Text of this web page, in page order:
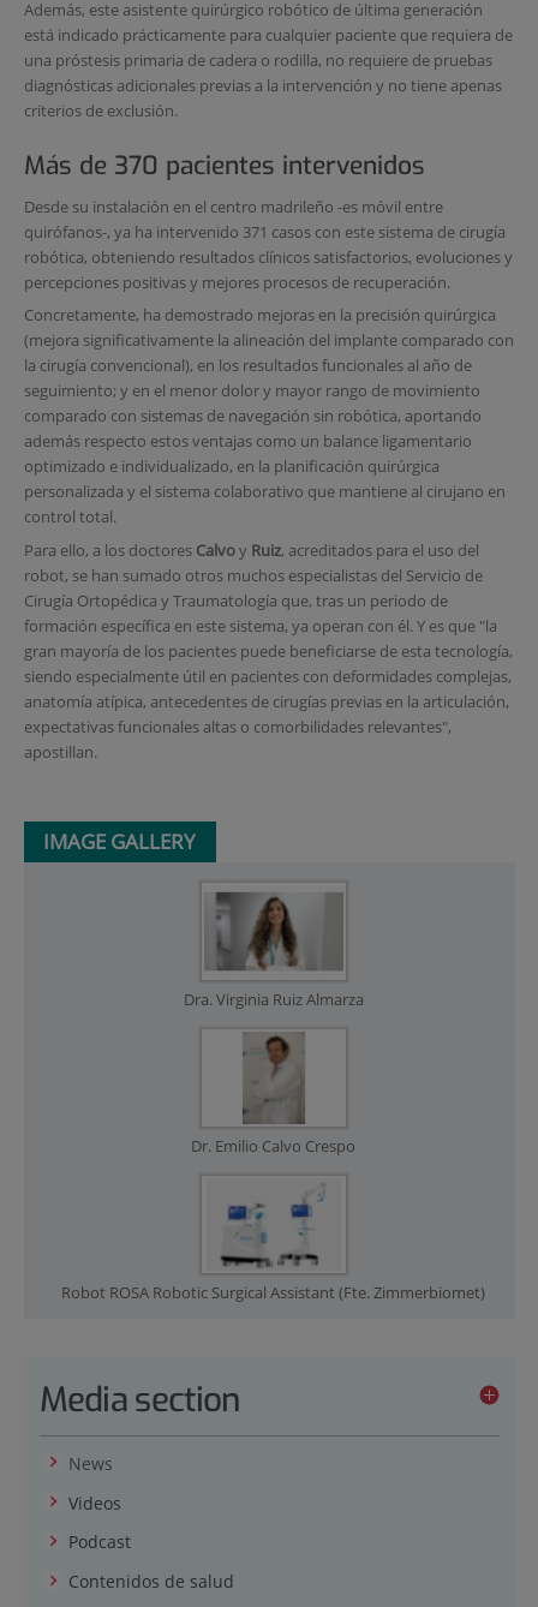
Además, este asistente quirúrgico robótico de última generación
está indicado prácticamente para cualquier paciente que requiera de
una próstesis primaria de cadera o rodilla, no requiere de pruebas
diagnósticas adicionales previas a la intervención y no tiene apenas
criterios de exclusión.
Más de 370 pacientes intervenidos
Desde su instalación en el centro madrileño -es móvil entre
quirófanos-, ya ha intervenido 371 casos con este sistema de cirugía
robótica, obteniendo resultados clínicos satisfactorios, evoluciones y
percepciones positivas y mejores procesos de recuperación.
Concretamente, ha demostrado mejoras en la precisión quirúrgica
(mejora significativamente la alineación del implante comparado con
la cirugía convencional), en los resultados funcionales al año de
seguimiento; y en el menor dolor y mayor rango de movimiento
comparado con sistemas de navegación sin robótica, aportando
además respecto estos ventajas como un balance ligamentario
optimizado e individualizado, en la planificación quirúrgica
personalizada y el sistema colaborativo que mantiene al cirujano en
control total.
Para ello, a los doctoresCalvoy Ruiz, acreditados para el uso del
robot, se han sumado otros muchos especialistas del Servicio de
Cirugía Ortopédica y Traumatología que, tras un periodo de
formación específica en este sistema, ya operan con él. Y es que "la
gran mayoría de los pacientes puede beneficiarse de esta tecnología,
siendo especialmente útil en pacientes con deformidades complejas,
anatomía atípica, antecedentes de cirugías previas en la articulación,
expectativas funcionales altas o comorbilidades relevantes",
apostillan.
IMAGE GALLERY
Dra. Virginia Ruiz Almarza
Dr. Emilio Calvo Crespo
Robot ROSA Robotic Surgical Assistant (Fte. Zimmerbiomet)
Media section
News
Videos
Podcast
Contenidos de salud